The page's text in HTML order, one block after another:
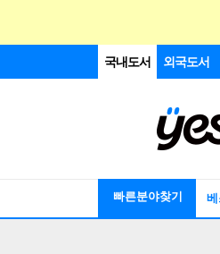
국내도서 외국도서
빠른분야찾기 베